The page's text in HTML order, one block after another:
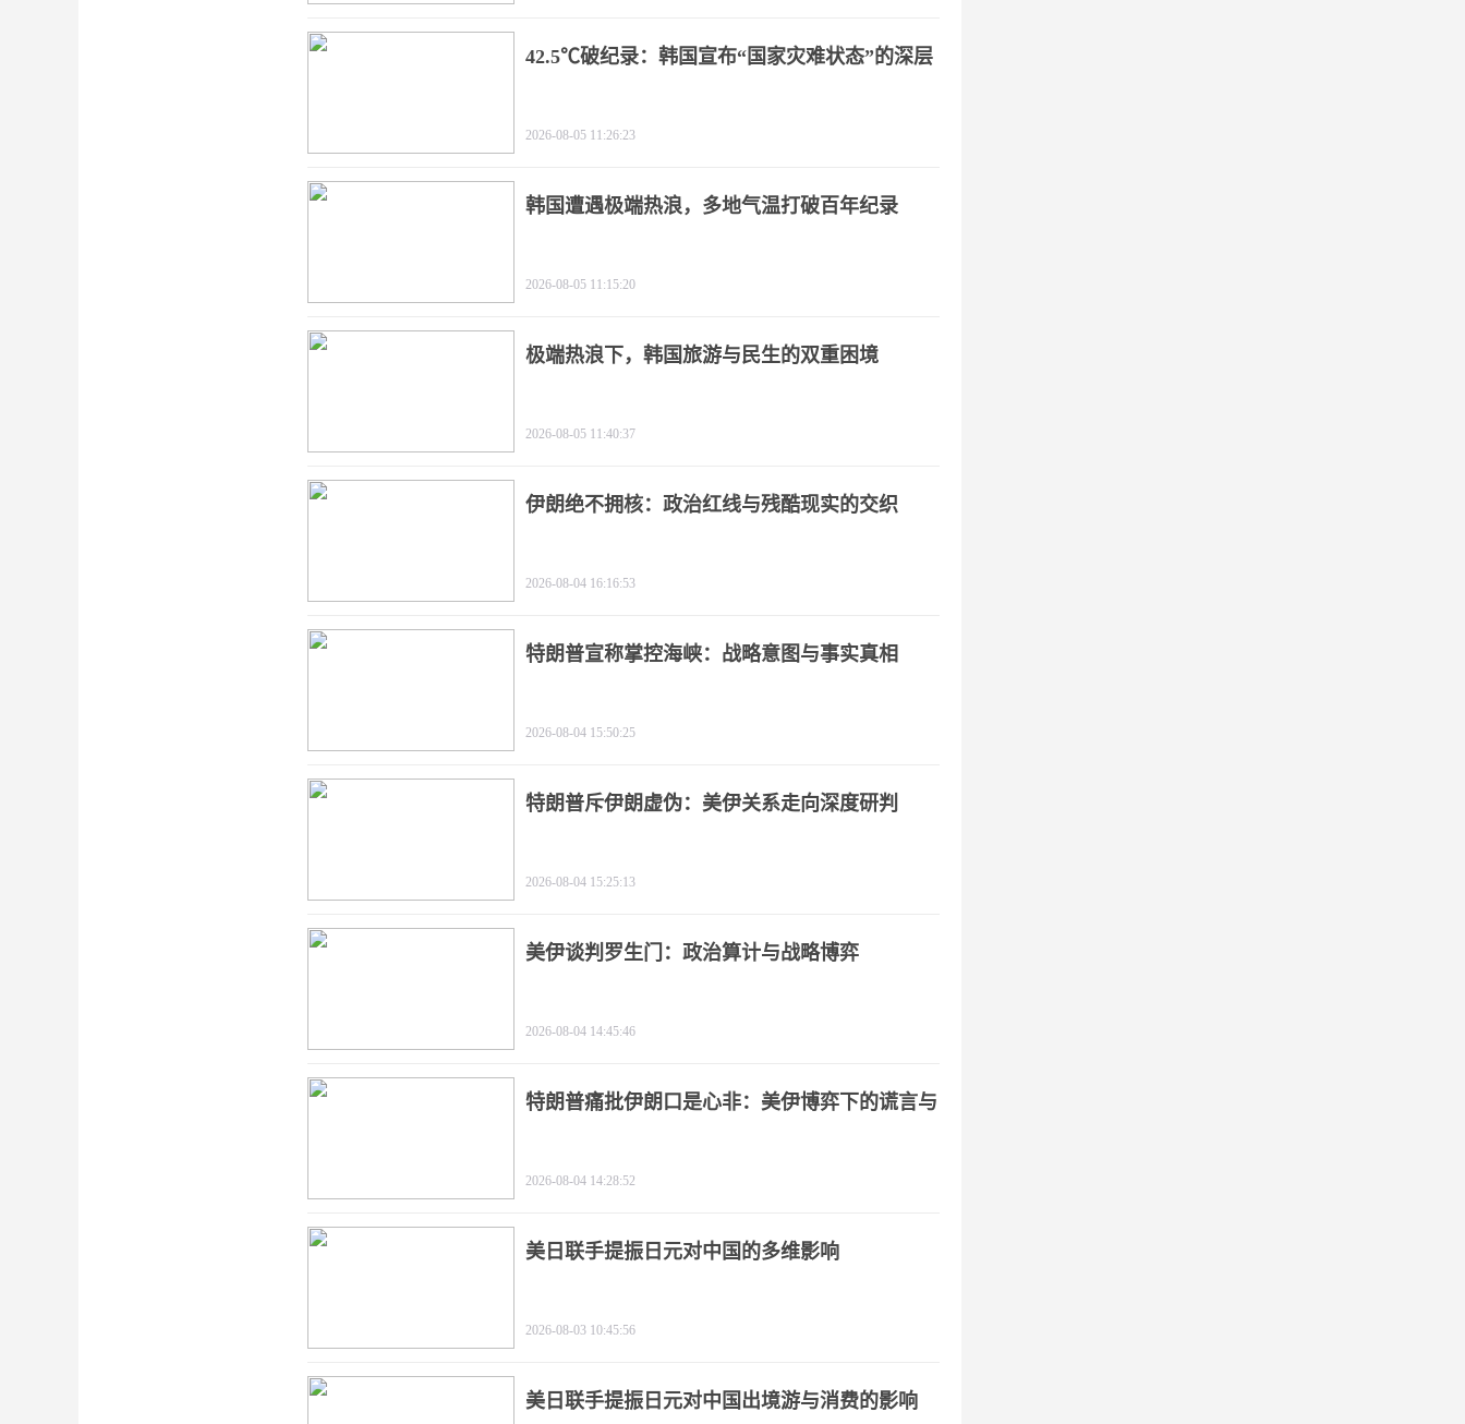
42.5℃破纪录：韩国宣布“国家灾难状态”的深层
2026-08-05 11:26:23
韩国遭遇极端热浪，多地气温打破百年纪录
2026-08-05 11:15:20
极端热浪下，韩国旅游与民生的双重困境
2026-08-05 11:40:37
伊朗绝不拥核：政治红线与残酷现实的交织
2026-08-04 16:16:53
特朗普宣称掌控海峡：战略意图与事实真相
2026-08-04 15:50:25
特朗普斥伊朗虚伪：美伊关系走向深度研判
2026-08-04 15:25:13
美伊谈判罗生门：政治算计与战略博弈
2026-08-04 14:45:46
特朗普痛批伊朗口是心非：美伊博弈下的谎言与
2026-08-04 14:28:52
美日联手提振日元对中国的多维影响
2026-08-03 10:45:56
美日联手提振日元对中国出境游与消费的影响